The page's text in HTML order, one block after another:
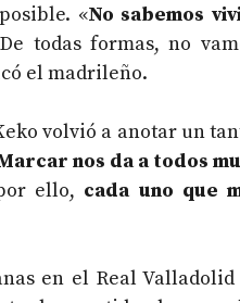
«No sabemos
todas formas, no
el madrileño.
volvió a anotar un
nos da a todos
ello, cada uno que
en el Real